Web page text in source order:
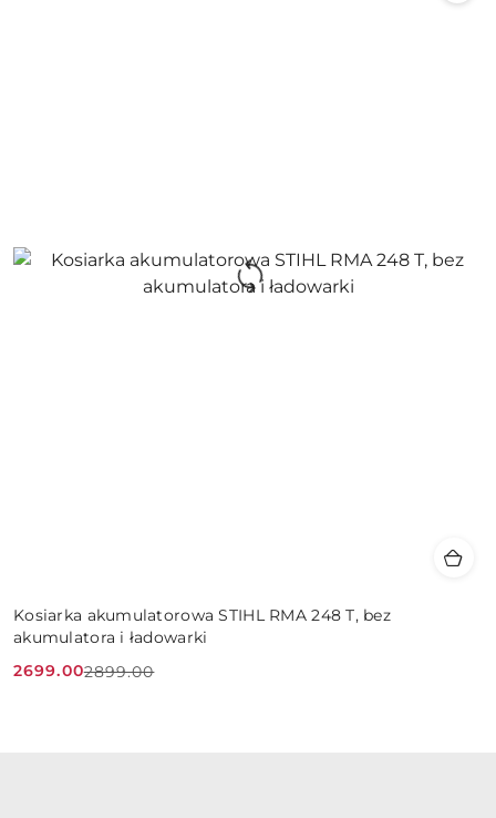
Kosiarka akumulatorowa STIHL RMA 248 T, bez
akumulatora i ładowarki
Cena
2699.00
Cena
2899.00